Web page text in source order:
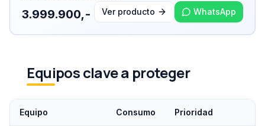
3.999.900,- Ver producto WhatsApp
Equipos clave a proteger
Equipo Consumo Prioridad